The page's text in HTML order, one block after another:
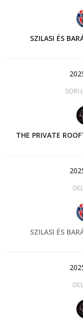
SZILASI ÉS
SORI
THE PRIVATE
SZILASI ÉS